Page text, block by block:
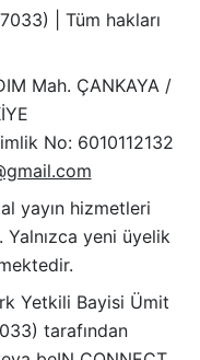
| Tüm hakları
Mah. ÇANKAYA /
No: 6010112132
yayın hizmetleri
Yalnızca yeni üyelik
Yetkili Bayisi Ümit
tarafından